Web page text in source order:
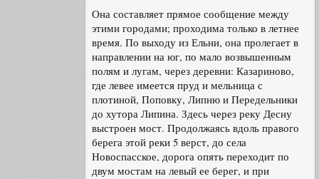
Она составляет прямое сообщение между
этими городами; проходима только в летнее
время. По выходу из Ельни, она пролегает в
направлении на юг, по мало возвышенным
полям и лугам, через деревни: Казариново,
где левее имеется пруд и мельница с
плотиной, Поповку, Липню и Передельники
до хутора Липина. Здесь через реку Десну
выстроен мост. Продолжаясь вдоль правого
берега этой реки 5 верст, до села
Новоспасское, дорога опять переходит по
двум мостам на левый ее берег, и при